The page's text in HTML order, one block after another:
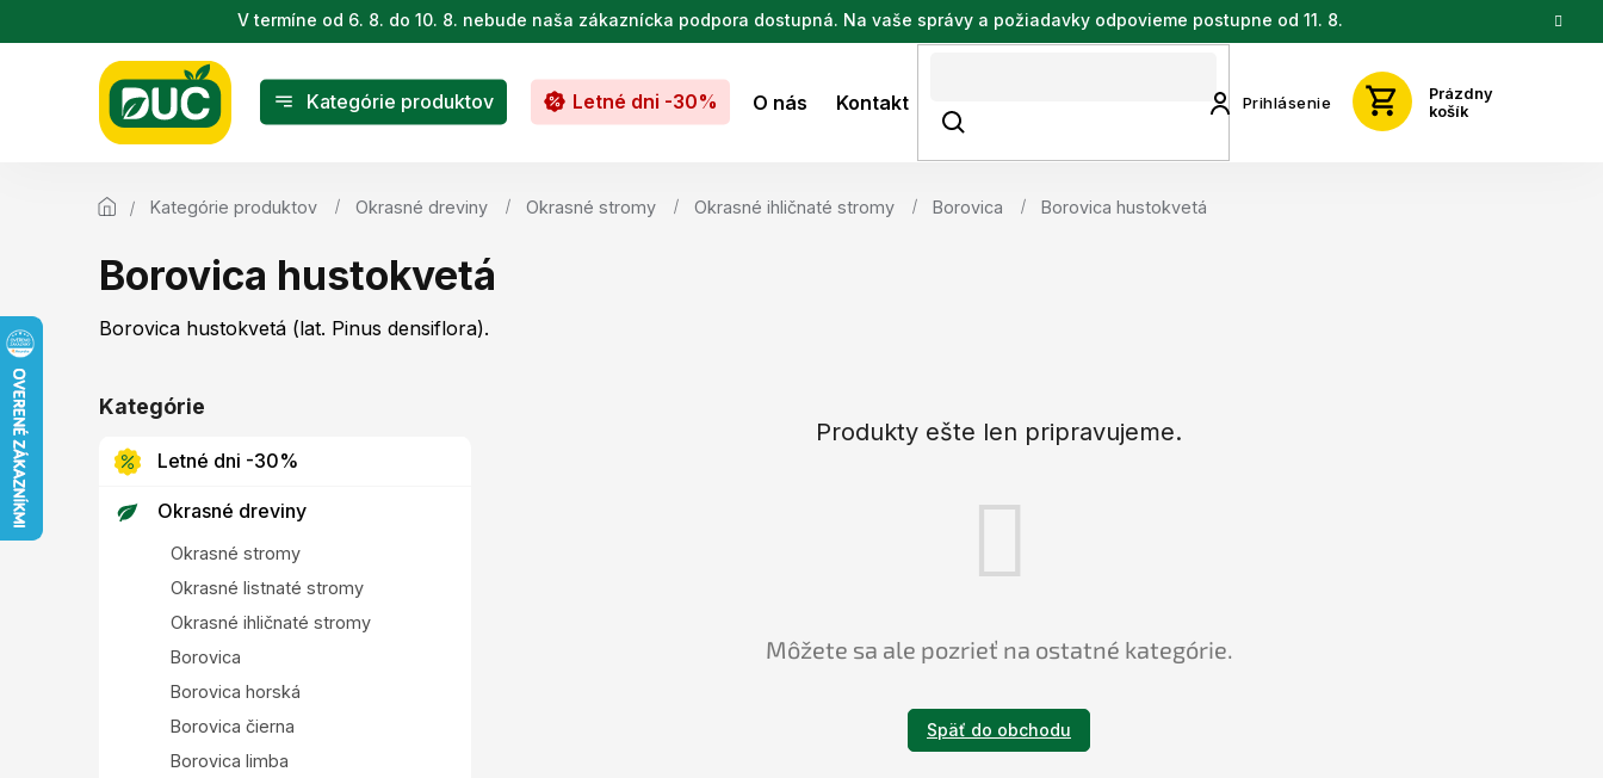
na
V termíne od 6. 8. do 10. 8. nebude naša zákaznícka podpora dostupná. Na vaše správy a požiadavky odpovieme postupne od 11. 8.
Prihlásenie
Prázdny
košík
Kategórie produktov Letné dni -30% O nás Kontakt
Kategórie produktov Okrasné dreviny Okrasné stromy Okrasné ihličnaté stromy Borovica Borovica hustokvetá
Borovica hustokvetá
Borovica hustokvetá (lat. Pinus densiflora).
o
Preskočiť
Kategórie
Letné dni -30%
Okrasné dreviny
Okrasné stromy
Okrasné listnaté stromy
Okrasné ihličnaté stromy
Borovica
Borovica horská
Borovica čierna
Borovica limba
Produkty ešte len pripravujeme.
Môžete sa ale pozrieť na ostatné kategórie.
Späť do obchodu